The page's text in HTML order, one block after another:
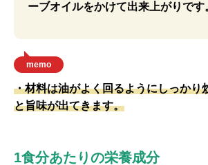
ーブオイルをかけて出来上がりです
memo
・材料は油がよく回るようにしっかり
と旨味が出てきます。
1食分あたりの栄養成分